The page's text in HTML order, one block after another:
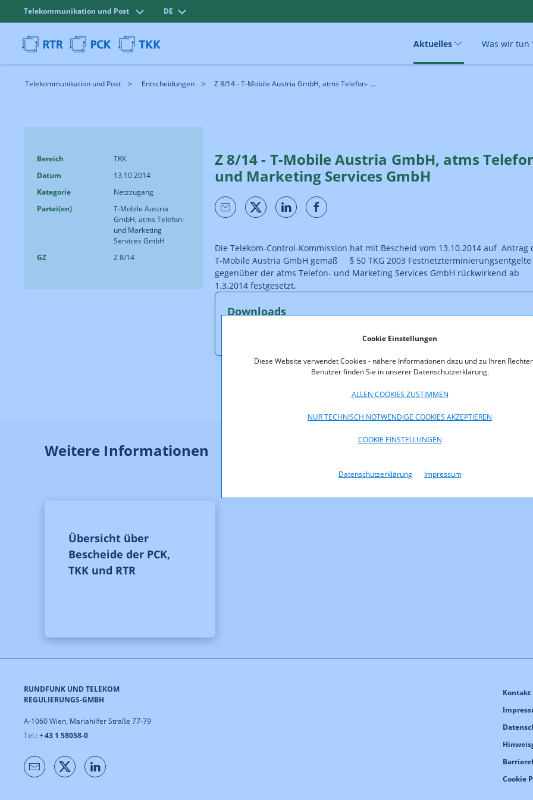
Cookie Einstellungen
Diese Website verwendet Cookies - nähere Informationen dazu und zu Ihren
Benutzer finden Sie in unserer Datenschutzerklärung.
ALLEN COOKIES ZUSTIMMEN
NUR TECHNISCH NOTWENDIGE COOKIES AKZEPTIEREN
COOKIE EINSTELLUNGEN
Datenschutzerklärung Impressum
Telekommunikation und Post DE
Aktuelles Was wir tun
Telekommunikation und Post Entscheidungen Z 8/14 - T-Mobile Austria GmbH, atms Telefon- ...
Bereich
TKK
Datum
13.10.2014
Kategorie
Netzzugang
Partei(en)
T-Mobile Austria
GmbH, atms Telefon-
und Marketing
Services GmbH
GZ
Z 8/14
Z 8/14 - T-Mobile Austria GmbH, atms
und Marketing Services GmbH
Die Telekom-Control-Kommission hat mit Bescheid vom 13.10.2014 auf Antrag
T-Mobile Austria GmbH gemäß § 50 TKG 2003 Festnetzterminierungsentgelte
gegenüber der atms Telefon- und Marketing Services GmbH rückwirkend ab
1.3.2014 festgesetzt.
Downloads
Bescheid_Z_8_14_13102014.pdf (pdf, 166,5 KB)
Weitere Informationen
Übersicht über
Bescheide der PCK,
TKK und RTR
RUNDFUNK UND TELEKOM
REGULIERUNGS-GMBH
A-1060 Wien, Mariahilfer Straße 77-79
Tel.: +43 1 58058-0
Kontakt
Cookie